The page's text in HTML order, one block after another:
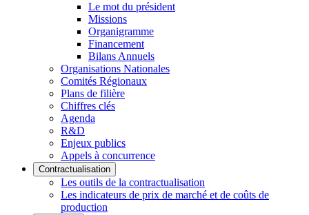
Le mot du président
Missions
Organigramme
Financement
Bilans Annuels
Organisations Nationales
Comités Régionaux
Plans de filière
Chiffres clés
Agenda
R&D
Enjeux publics
Appels à concurrence
Contractualisation
Les outils de la contractualisation
Les indicateurs de prix de marché et de coûts de
production